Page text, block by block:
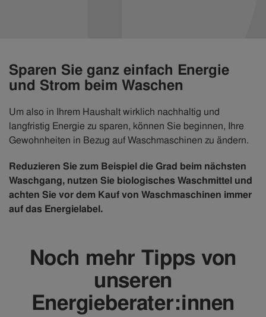
Sparen Sie ganz einfach Energie
und Strom beim Waschen
Um also in Ihrem Haushalt wirklich nachhaltig und
langfristig Energie zu sparen, können Sie beginnen, Ihre
Gewohnheiten in Bezug auf Waschmaschinen zu ändern.
Reduzieren Sie zum Beispiel die Grad beim nächsten
Waschgang, nutzen Sie biologisches Waschmittel und
achten Sie vor dem Kauf von Waschmaschinen immer
auf das Energielabel.
Noch mehr Tipps von
unseren
Energieberater:innen